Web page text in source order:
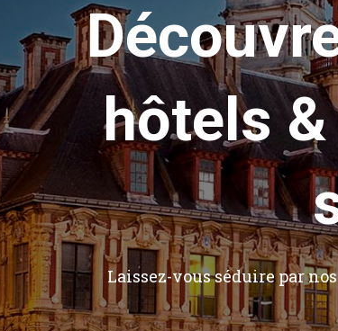
hôtels
Laissez-vous séduire par